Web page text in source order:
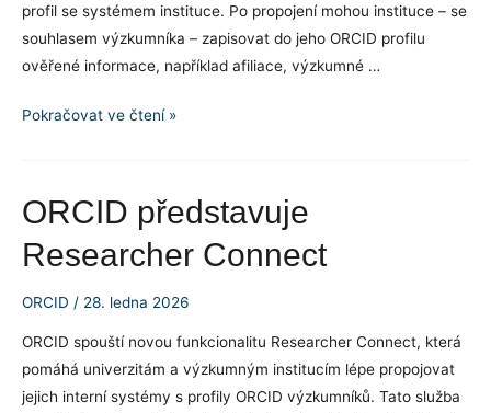
profil se systémem instituce. Po propojení mohou instituce – se
souhlasem výzkumníka – zapisovat do jeho ORCID profilu
ověřené informace, například afiliace, výzkumné …
Nová
Researcher
Connect
usnadňuje
výzkumníků
s
institucemi
Pokračovat ve čtení »
ORCID představuje
Researcher Connect
ORCID / 28. ledna 2026
ORCID spouští novou funkcionalitu Researcher Connect, která
pomáhá univerzitám a výzkumným institucím lépe propojovat
jejich interní systémy s profily ORCID výzkumníků. Tato služba